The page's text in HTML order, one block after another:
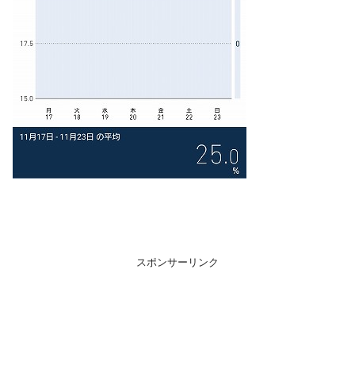
スポンサーリンク